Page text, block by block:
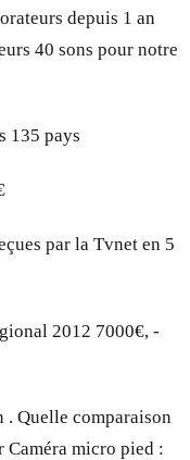
depuis 1 an
40 sons pour notre
135 pays
par la Tvnet en 5
2012 7000€, -
. Quelle comparaison
Caméra micro pied :